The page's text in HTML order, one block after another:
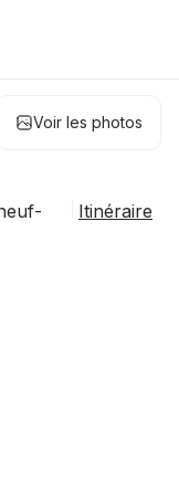
Voir les photos
Itinéraire